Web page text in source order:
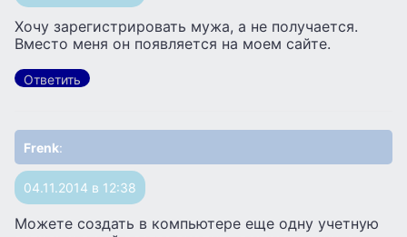
Хочу зарегистрировать мужа, а не получается.
Вместо меня он появляется на моем сайте.
Ответить
Frenk:
04.11.2014 в 12:38
Можете создать в компьютере еще одну учетную